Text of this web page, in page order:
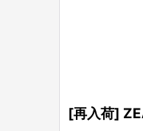
[再入荷]